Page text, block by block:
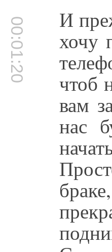
00:01:20 И
хочу
чтоб
вам
нас